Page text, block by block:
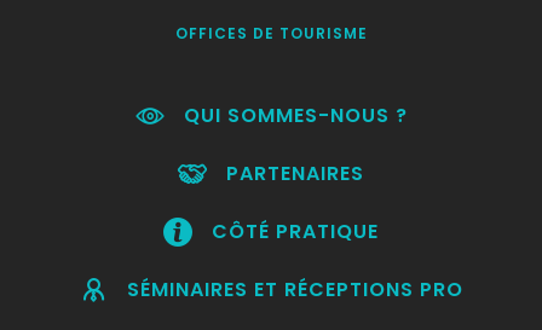
OFFICES DE TOURISME
QUI SOMMES-NOUS ?
PARTENAIRES
CÔTÉ PRATIQUE
SÉMINAIRES ET RÉCEPTIONS PRO